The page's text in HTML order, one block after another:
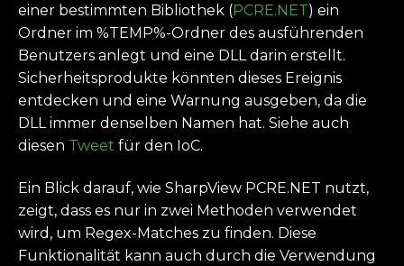
einer bestimmten Bibliothek (PCRE.NET) ein
Ordner im %TEMP%-Ordner des ausführenden
Benutzers anlegt und eine DLL darin erstellt.
Sicherheitsprodukte könnten dieses Ereignis
entdecken und eine Warnung ausgeben, da die
DLL immer denselben Namen hat. Siehe auch
diesen Tweet für den IoC.
Ein Blick darauf, wie SharpView PCRE.NET nutzt,
zeigt, dass es nur in zwei Methoden verwendet
wird, um Regex-Matches zu finden. Diese
Funktionalität kann auch durch die Verwendung